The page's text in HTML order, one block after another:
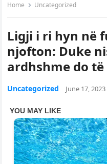
Home Uncategorized
Ligji i ri hyn në
njofton: Duke
ardhshme do
Uncategorized June 17, 2023